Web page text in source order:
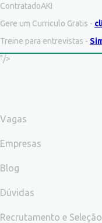
ContratadoAKI
Gere um Curriculo Gratis -
Treine para entrevistas -
"/>
Vagas
Empresas
Blog
Dúvidas
Recrutamento e Seleção